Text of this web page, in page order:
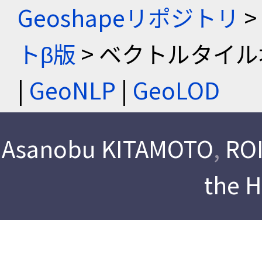
Geoshapeリポジトリ >
トβ版 > ベクトルタイ
| GeoNLP | GeoLOD
Asanobu KITAMOTO,
the